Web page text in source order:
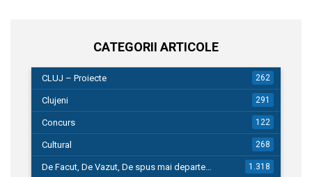
CATEGORII ARTICOLE
CLUJ – Proiecte 262
Clujeni 291
Concurs 122
Cultural 268
De Facut, De Vazut, De spus mai departe… 1.318